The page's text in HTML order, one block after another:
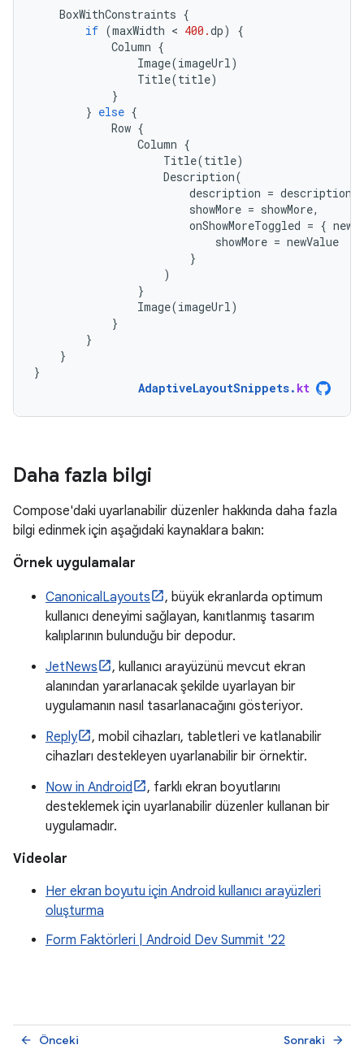
BoxWithConstraints {
if (maxWidth < 400.dp)
{
Column {
Image(imageUrl)
Title(title)
}
} else {
Row {
Column {
Title(title)
Description(
description = description
showMore = showMore,
onShowMoreToggled = {
showMore = newValue
}
)
}
Image(imageUrl)
}
}
}
}
AdaptiveLayoutSnippets. kt
Daha fazla bilgi
Compose'daki uyarlanabilir düzenler hakkında daha fazla
bilgi edinmek için aşağıdaki kaynaklara bakın:
Örnek uygulamalar
CanonicalLayouts
, büyük ekranlarda optimum
kullanıcı deneyimi sağlayan, kanıtlanmış tasarım
kalıplarının bulunduğu bir depodur.
JetNews
, kullanıcı arayüzünü mevcut ekran
alanından yararlanacak şekilde uyarlayan bir
uygulamanın nasıl tasarlanacağını gösteriyor.
Reply
, mobil cihazları, tabletleri ve katlanabilir
cihazları destekleyen uyarlanabilir bir örnektir.
Now in Android
, farklı ekran boyutlarını
desteklemek için uyarlanabilir düzenler kullanan bir
uygulamadır.
Videolar
Her ekran boyutu için Android kullanıcı arayüzleri
oluşturma
Form Faktörleri | Android Dev Summit '22
Önceki
arrow_back Sonraki arrow_forward